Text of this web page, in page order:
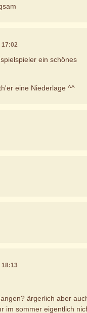
17:02
ein schönes
eine Niederlage ^^
18:13
ärgerlich aber
im sommer eigentlich